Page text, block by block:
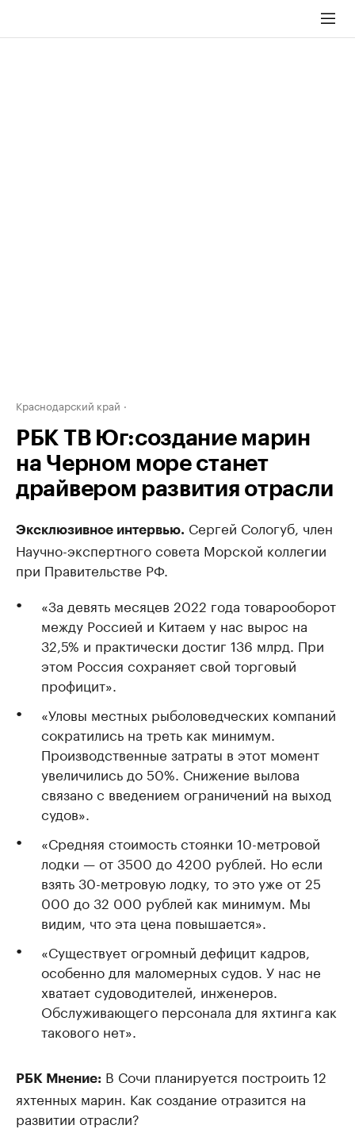
Краснодарский край
РБК ТВ Юг:создание марин
на Черном море станет
драйвером развития отрасли
Эксклюзивное интервью. Сергей Сологуб, член
Научно-экспертного совета Морской коллегии
при Правительстве РФ.
«За девять месяцев 2022 года товарооборот
между Россией и Китаем у нас вырос на
32,5% и практически достиг 136 млрд. При
этом Россия сохраняет свой торговый
профицит».
«Уловы местных рыболоведческих компаний
сократились на треть как минимум.
Производственные затраты в этот момент
увеличились до 50%. Снижение вылова
связано с введением ограничений на выход
судов».
«Средняя стоимость стоянки 10-метровой
лодки — от 3500 до 4200 рублей. Но если
взять 30-метровую лодку, то это уже от 25
000 до 32 000 рублей как минимум. Мы
видим, что эта цена повышается».
«Существует огромный дефицит кадров,
особенно для маломерных судов. У нас не
хватает судоводителей, инженеров.
Обслуживающего персонала для яхтинга как
такового нет».
РБК Мнение: В Сочи планируется построить 12
яхтенных марин. Как создание отразится на
развитии отрасли?